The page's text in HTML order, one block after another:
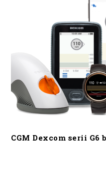
CGM Dexcom serii G6